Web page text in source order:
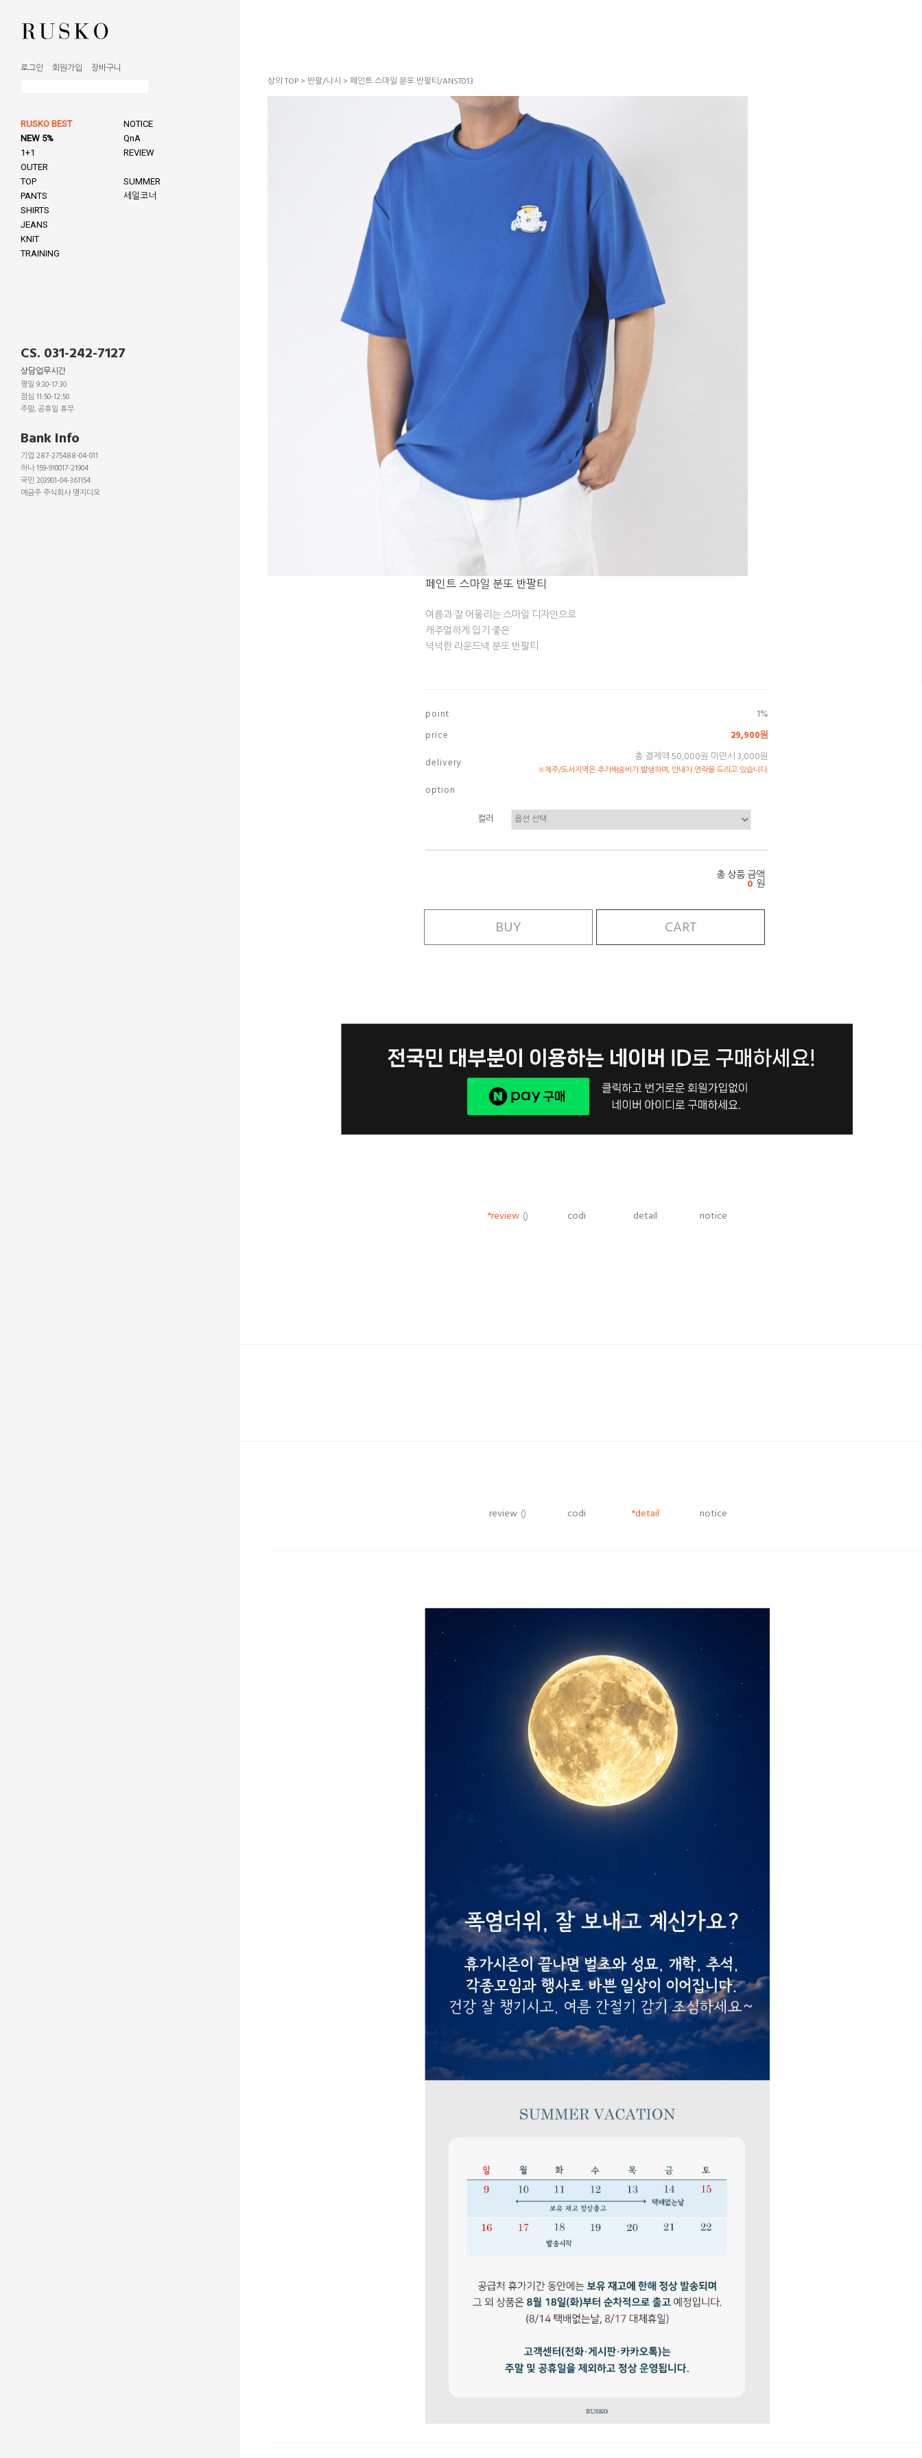
로그인 회원가입 장바구니
RUSKO BEST
NEW 5%
1+1
OUTER
TOP
PANTS
SHIRTS
JEANS
KNIT
TRAINING
NOTICE
QnA
REVIEW
SUMMER
세일코너
CS. 031-242-7127
상담업무시간
평일 9:30-17:30
점심 11:50-12:50
주말, 공휴일 휴무
Bank Info
기업 287-275488-04-011
하나 159-910017-21904
국민 203901-04-361154
예금주 주식회사 명지디오
상의 TOP > 반팔/나시 > 페인트 스마일 분또 반팔티/ANST013
페인트 스마일 분또 반팔티
여름과 잘 어울리는 스마일 디자인으로
캐주얼하게 입기 좋은
넉넉한 라운드넥 분또 반팔티
p o i n t
1%
p r i c e
29,900원
d e l i v e r y
총 결제액 50,000원 미만시 3,000원
※제주/도서지역은 추가배송비가 발생하며, 안내차 연락을 드리고 있습니다.
o p t i o n
컬러
총 상품 금액
0 원
BUY CART
*review () codi detail notice
review () codi *detail notice